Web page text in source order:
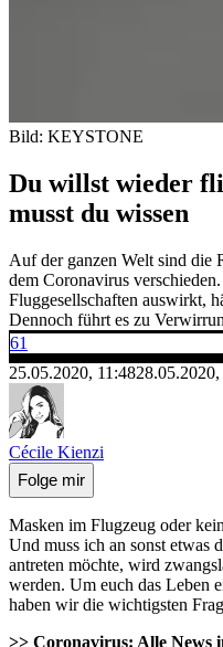
Bild: KEYSTONE
Du willst wieder
musst du wissen
Auf der ganzen Welt sind die
dem Coronavirus
Fluggesellschaften auswirkt,
Dennoch führt es zu
61
25.05.2020, 11:48
Cécile Kienzi
Folge mir
Masken im Flugzeug oder
Und muss ich an sonst etwas
antreten möchte, wird
werden. Um euch das Leben
haben wir die wichtigsten
>> Coronavirus: Alle News